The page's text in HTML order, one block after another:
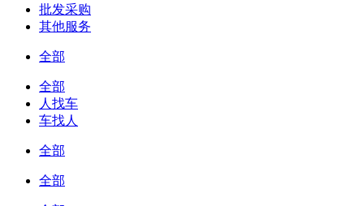
批发采购
其他服务
全部
全部
人找车
车找人
全部
全部